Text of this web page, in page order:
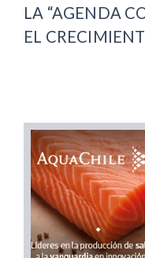
LA “AGENDA
EL